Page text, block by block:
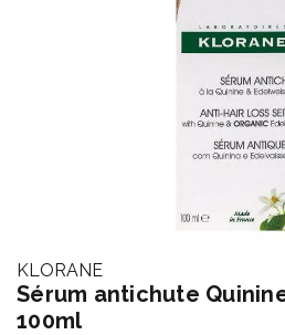
KLORANE
Sérum antichute
100ml